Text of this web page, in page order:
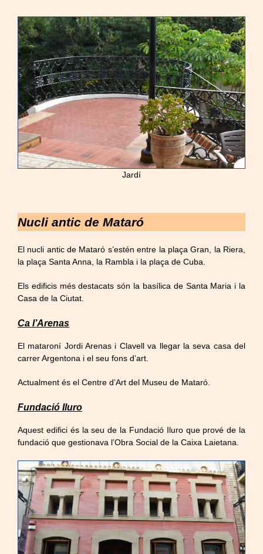
Jardí
Nucli antic de Mataró
El nucli antic de Mataró s’estén entre la plaça Gran, la Riera,
la plaça Santa Anna, la Rambla i la plaça de Cuba.
Els edificis més destacats són la basílica de Santa Maria i la
Casa de la Ciutat.
Ca l’Arenas
El mataroní Jordi Arenas i Clavell va llegar la seva casa del
carrer Argentona i el seu fons d’art.
Actualment és el Centre d’Art del Museu de Mataró.
Fundació Iluro
Aquest edifici és la seu de la Fundació Iluro que prové de la
fundació que gestionava l’Obra Social de la Caixa Laietana.